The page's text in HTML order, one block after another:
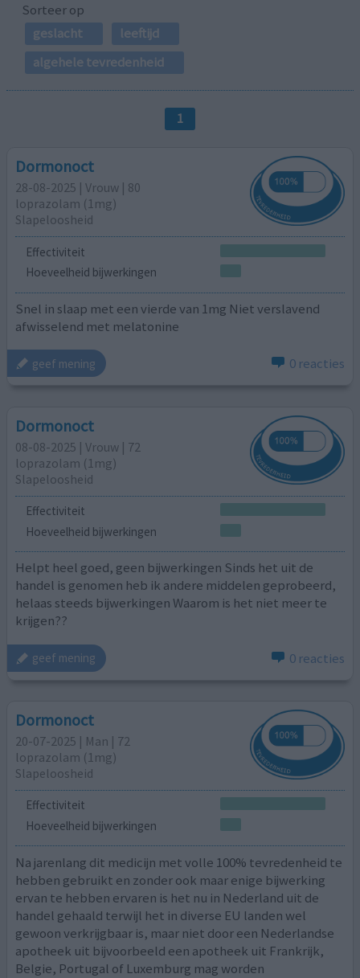
Sorteer op
geslacht
leeftijd
algehele tevredenheid
1
Dormonoct
28-08-2025 | Vrouw | 80
loprazolam (1mg)
Slapeloosheid
Effectiviteit
Hoeveelheid bijwerkingen
Snel in slaap met een vierde van 1mg Niet verslavend
afwisselend met melatonine
geef mening 0 reacties
Dormonoct
08-08-2025 | Vrouw | 72
loprazolam (1mg)
Slapeloosheid
Effectiviteit
Hoeveelheid bijwerkingen
Helpt heel goed, geen bijwerkingen Sinds het uit de
handel is genomen heb ik andere middelen geprobeerd,
helaas steeds bijwerkingen Waarom is het niet meer te
krijgen??
geef mening 0 reacties
Dormonoct
20-07-2025 | Man | 72
loprazolam (1mg)
Slapeloosheid
Effectiviteit
Hoeveelheid bijwerkingen
Na jarenlang dit medicijn met volle 100% tevredenheid te
hebben gebruikt en zonder ook maar enige bijwerking
ervan te hebben ervaren is het nu in Nederland uit de
handel gehaald terwijl het in diverse EU landen wel
gewoon verkrijgbaar is, maar niet door een Nederlandse
apotheek uit bijvoorbeeld een apotheek uit Frankrijk,
Belgie, Portugal of Luxemburg mag worden